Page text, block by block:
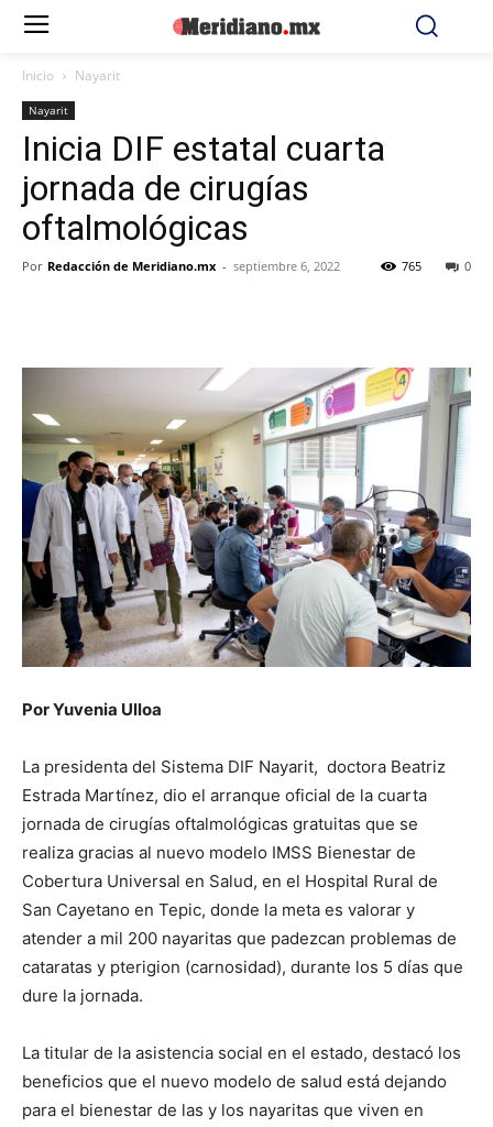
Inicio Nayarit
Nayarit
Inicia DIF estatal cuarta
jornada de cirugías
oftalmológicas
Por Redacción de Meridiano.mx - septiembre 6, 2022 0
765
Por Yuvenia Ulloa
La presidenta del Sistema DIF Nayarit, doctora Beatriz
Estrada Martínez, dio el arranque oficial de la cuarta
jornada de cirugías oftalmológicas gratuitas que se
realiza gracias al nuevo modelo IMSS Bienestar de
Cobertura Universal en Salud, en el Hospital Rural de
San Cayetano en Tepic, donde la meta es valorar y
atender a mil 200 nayaritas que padezcan problemas de
cataratas y pterigion (carnosidad), durante los 5 días que
dure la jornada.
La titular de la asistencia social en el estado, destacó los
beneficios que el nuevo modelo de salud está dejando
para el bienestar de las y los nayaritas que viven en